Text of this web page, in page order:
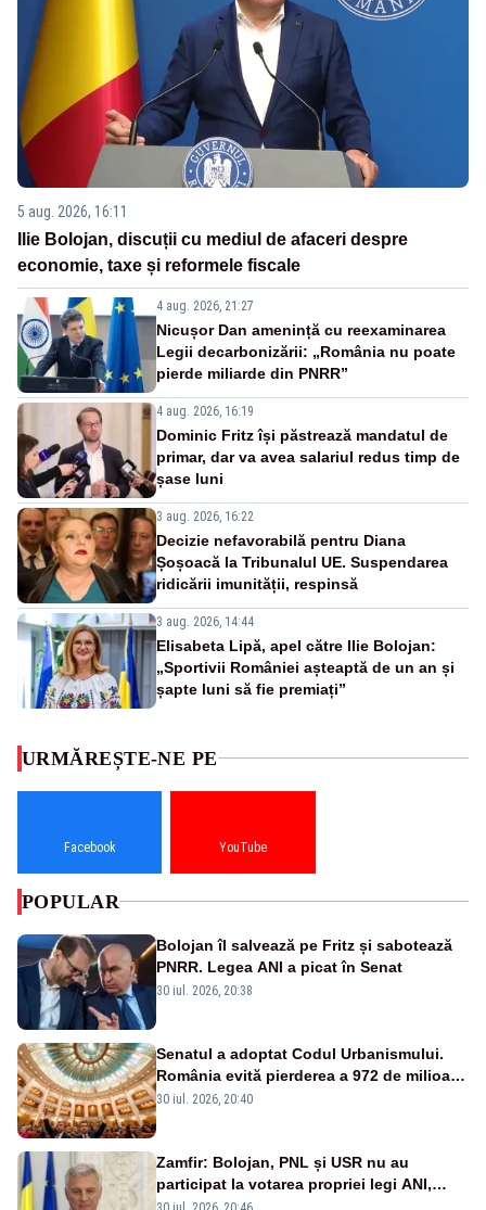
5 aug. 2026, 16:11
Ilie Bolojan, discuții cu mediul de afaceri despre
economie, taxe și reformele fiscale
4 aug. 2026, 21:27
Nicușor Dan amenință cu reexaminarea
Legii decarbonizării: „România nu poate
pierde miliarde din PNRR”
4 aug. 2026, 16:19
Dominic Fritz își păstrează mandatul de
primar, dar va avea salariul redus timp de
șase luni
3 aug. 2026, 16:22
Decizie nefavorabilă pentru Diana
Șoșoacă la Tribunalul UE. Suspendarea
ridicării imunității, respinsă
3 aug. 2026, 14:44
Elisabeta Lipă, apel către Ilie Bolojan:
„Sportivii României așteaptă de un an și
șapte luni să fie premiați”
URMĂREȘTE-NE PE
Facebook YouTube
POPULAR
Bolojan îl salvează pe Fritz și sabotează
PNRR. Legea ANI a picat în Senat
30 iul. 2026, 20:38
Senatul a adoptat Codul Urbanismului.
România evită pierderea a 972 de milioane
de euro din PNRR
30 iul. 2026, 20:40
Zamfir: Bolojan, PNL și USR nu au
participat la votarea propriei legi ANI,
scoțându-și cartelele